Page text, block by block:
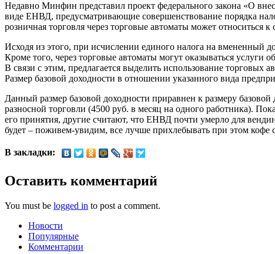
Недавно Минфин представил проект федерального закона «О
виде ЕНВД, предусматривающие совершенствование порядка
розничная торговля через торговые автоматы может относиться
Исходя из этого, при исчислении единого налога на вмененный
Кроме того, через торговые автоматы могут оказываться
В связи с этим, предлагается выделить использование
Размер базовой доходности в отношении указанного вида
Данный размер базовой доходности приравнен к размеру
разносной торговли (4500 руб. в месяц на одного работника).
его принятия, другие считают, что ЕНВД почти умерло для
будет – поживем-увидим, все лучше прихлебывать при этом кофе
В закладки:
Оставить комментарий
You must be logged in to post a comment.
Новости
Популярные
Комментарии